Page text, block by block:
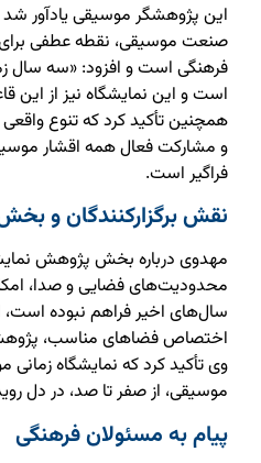
این پژوهشگر موسیقی یادآور
صنعت موسیقی، نقطه عطفی برای
فرهنگی است و افزود: «سه سال
است و این نمایشگاه نیز از این
همچنین تأکید کرد که تنوع
و مشارکت فعال همه اقشار
فراگیر است.
نقش برگزارکنندگان و
مهدوی درباره بخش پژوهش
محدودیت‌های فضایی و صدا،
سال‌های اخیر فراهم نبوده است،
اختصاص فضاهای مناسب، پژوهش
وی تأکید کرد که نمایشگاه
موسیقی، از صفر تا صد، در دل
پیام به مسئولان فرهنگی